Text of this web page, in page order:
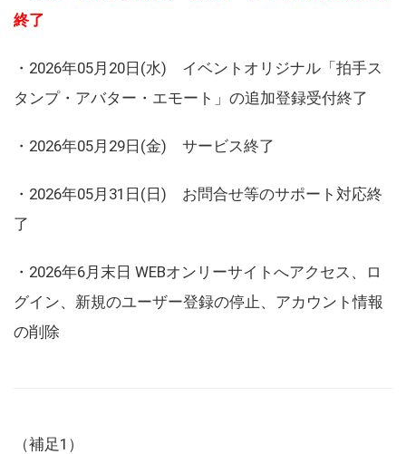
終了
・2026年05月20日(水) イベントオリジナル「拍手ス
タンプ・アバター・エモート」の追加登録受付終了
・2026年05月29日(金) サービス終了
・2026年05月31日(日) お問合せ等のサポート対応終
了
・2026年6月末日 WEBオンリーサイトへアクセス、ロ
グイン、新規のユーザー登録の停止、アカウント情報
の削除
（補足1）